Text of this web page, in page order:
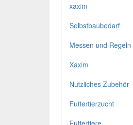
xaxim
Selbstbaubedarf
Messen und Regeln
Xaxim
Nutzliches Zubehör
Futtertierzucht